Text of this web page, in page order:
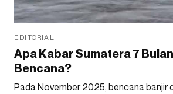
EDITORIAL
Apa Kabar Sumatera 7
Bencana?
Pada November 2025, bencana banjir